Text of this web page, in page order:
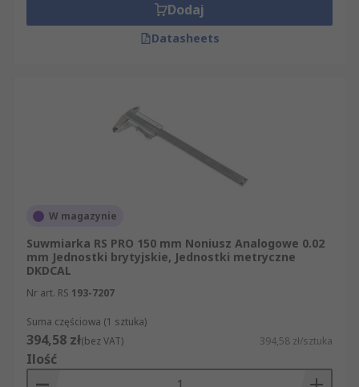
Dodaj
Datasheets
W magazynie
Suwmiarka RS PRO 150 mm Noniusz Analogowe 0.02
mm Jednostki brytyjskie, Jednostki metryczne
DKDCAL
Nr art. RS 193-7207
Suma częściowa (1 sztuka)
394,58 zł(bez VAT) 394,58 zł/sztuka
Ilość